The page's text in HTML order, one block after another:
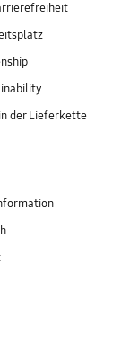
der Lieferkette